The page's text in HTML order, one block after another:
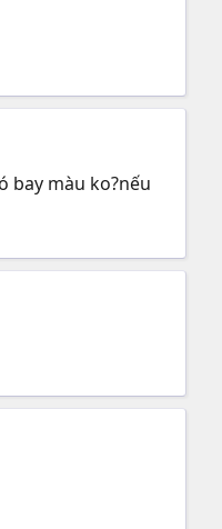
bay màu ko?nếu